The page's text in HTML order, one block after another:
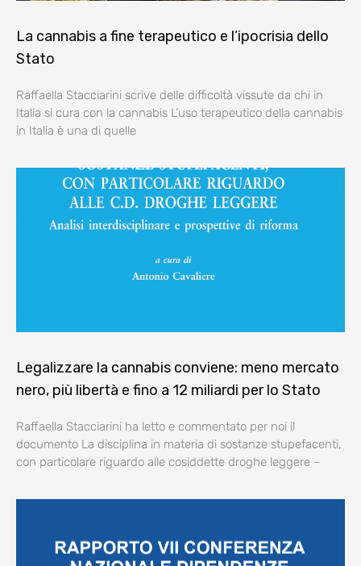
La cannabis a fine terapeutico e l’ipocrisia dello
Stato
Raffaella Stacciarini scrive delle difficoltà vissute da chi in
Italia si cura con la cannabis L’uso terapeutico della cannabis
in Italia è una di quelle
Legalizzare la cannabis conviene: meno mercato
nero, più libertà e fino a 12 miliardi per lo Stato
Raffaella Stacciarini ha letto e commentato per noi il
documento La disciplina in materia di sostanze stupefacenti,
con particolare riguardo alle cosiddette droghe leggere –